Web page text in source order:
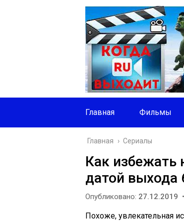
Главная Фильмы
Главная › Сериалы
Как избежать
датой выхода
Опубликовано: 27.12.2019
Похоже, увлекательная